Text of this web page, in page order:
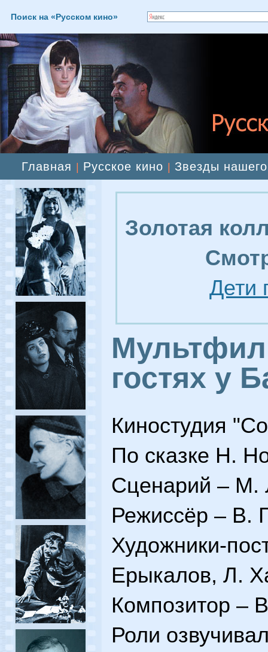
Поиск на «Русском кино»
Главная Русское кино Звезды
Золотая
Дети
гостях у
Киностудия
По сказке Н.
Сценарий – М.
Режиссёр – В.
Художники-
Ерыкалов, Л.
Композитор –
Роли